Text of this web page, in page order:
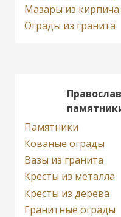
Мазары из кирпича
Ограды из гранита
Памятники
Кованые ограды
Вазы из гранита
Кресты из металла
Кресты из дерева
Гранитные ограды